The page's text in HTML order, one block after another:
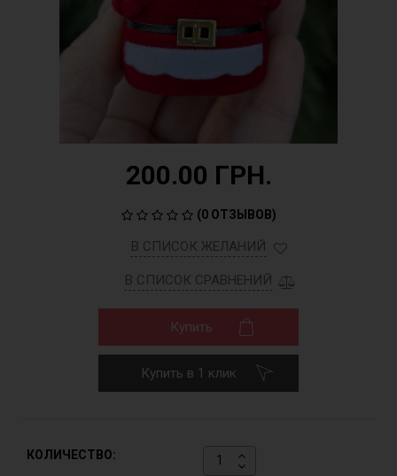
200.00 ГРН.
(0 ОТЗЫВОВ)
В СПИСОК ЖЕЛАНИЙ
В СПИСОК СРАВНЕНИЙ
Купить
Купить в 1 клик
КОЛИЧЕСТВО: